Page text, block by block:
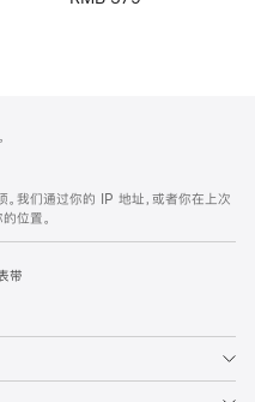
我们通过你的 IP 地址，或者你在上次
位置。
带